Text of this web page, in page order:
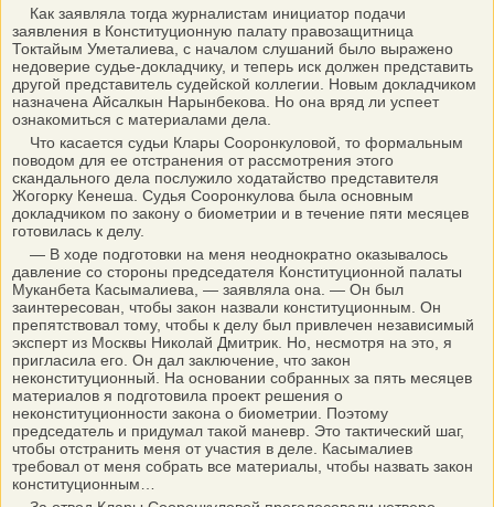
Как заявляла тогда журналистам инициатор подачи
заявления в Конституционную палату правозащитница
Токтайым Уметалиева, с началом слушаний было выражено
недоверие судье-докладчику, и теперь иск должен представить
другой представитель судейской коллегии. Новым докладчиком
назначена Айсалкын Нарынбекова. Но она вряд ли успеет
ознакомиться с материалами дела.
Что касается судьи Клары Сооронкуловой, то формальным
поводом для ее отстранения от рассмотрения этого
скандального дела послужило ходатайство представителя
Жогорку Кенеша. Судья Сооронкулова была основным
докладчиком по закону о биометрии и в течение пяти месяцев
готовилась к делу.
— В ходе подготовки на меня неоднократно оказывалось
давление со стороны председателя Конституционной палаты
Муканбета Касымалиева, — заявляла она. — Он был
заинтересован, чтобы закон назвали конституционным. Он
препятствовал тому, чтобы к делу был привлечен независимый
эксперт из Москвы Николай Дмитрик. Но, несмотря на это, я
пригласила его. Он дал заключение, что закон
неконституционный. На основании собранных за пять месяцев
материалов я подготовила проект решения о
неконституционности закона о биометрии. Поэтому
председатель и придумал такой маневр. Это тактический шаг,
чтобы отстранить меня от участия в деле. Касымалиев
требовал от меня собрать все материалы, чтобы назвать закон
конституционным…